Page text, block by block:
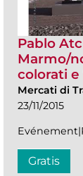
Pablo
Marmo/
colorati e
Mercati di
23/11/2015
Gratis